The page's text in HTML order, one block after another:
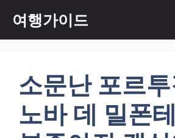
츠
여행가이드
소문난 포르
노바 데 밀폰